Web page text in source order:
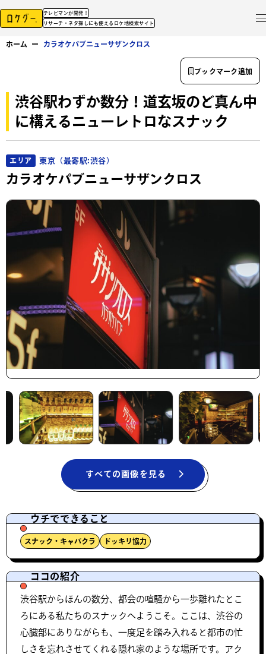
テレビマンが開発！
リサーチ・ネタ探しにも使えるロケ地検索サイト
ホーム ー カラオケパブニューサザンクロス
渋谷駅わずか数分！道玄坂のど真ん中
に構えるニューレトロなスナック
エリア 東京（最寄駅:渋谷）
カラオケパブニューサザンクロス
すべての画像を見る
ウチでできること
スナック・キャバクラ ドッキリ協力
ココの紹介
渋谷駅からほんの数分、都会の喧騒から一歩離れたとこ
ろにある私たちのスナックへようこそ。ここは、渋谷の
心臓部にありながらも、一度足を踏み入れると都市の忙
しさを忘れさせてくれる隠れ家のような場所です。アク
ブックマーク追加